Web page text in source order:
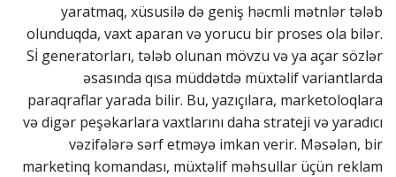
yaratmaq, xüsusilə də geniş həcmli mətnlər tələb
olunduqda, vaxt aparan və yorucu bir proses ola bilər.
Sİ generatorları, tələb olunan mövzu və ya açar sözlər
əsasında qısa müddətdə müxtəlif variantlarda
paraqraflar yarada bilir. Bu, yazıçılara, marketoloqlara
və digər peşəkarlara vaxtlarını daha strateji və yaradıcı
vəzifələrə sərf etməyə imkan verir. Məsələn, bir
marketinq komandası, müxtəlif məhsullar üçün reklam